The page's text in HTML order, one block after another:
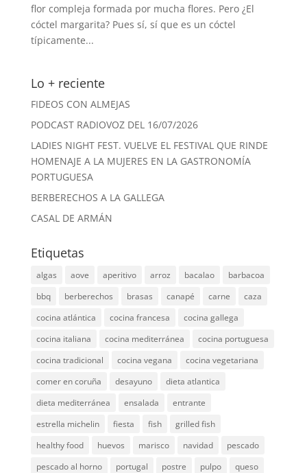
flor compleja formada por mucha flores. Pero ¿El
cóctel margarita? Pues sí, sí que es un cóctel
típicamente...
Lo + reciente
FIDEOS CON ALMEJAS
PODCAST RADIOVOZ DEL 16/07/2026
LADIES NIGHT FEST. VUELVE EL FESTIVAL QUE RINDE
HOMENAJE A LA MUJERES EN LA GASTRONOMÍA
PORTUGUESA
BERBERECHOS A LA GALLEGA
CASAL DE ARMÁN
Etiquetas
algas aove aperitivo arroz bacalao
barbacoa
bbq
berberechos brasas canapé carne
caza
cocina atlántica
cocina francesa
cocina gallega
cocina italiana
cocina mediterránea
cocina portuguesa
cocina tradicional
cocina vegana
cocina vegetariana
comer en coruña
desayuno
dieta atlantica
dieta mediterránea
ensalada
entrante
estrella michelin
fiesta fish
grilled fish
healthy food
huevos marisco navidad
pescado
pescado al horno
portugal postre pulpo
queso